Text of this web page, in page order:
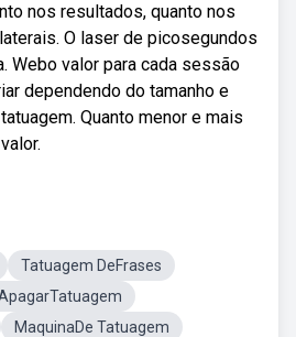
nos resultados, quanto nos
O laser de picosegundos
Webo valor para cada sessão
dependendo do tamanho e
Quanto menor e mais
Tatuagem DeFrases
MaquinaDe Tatuagem